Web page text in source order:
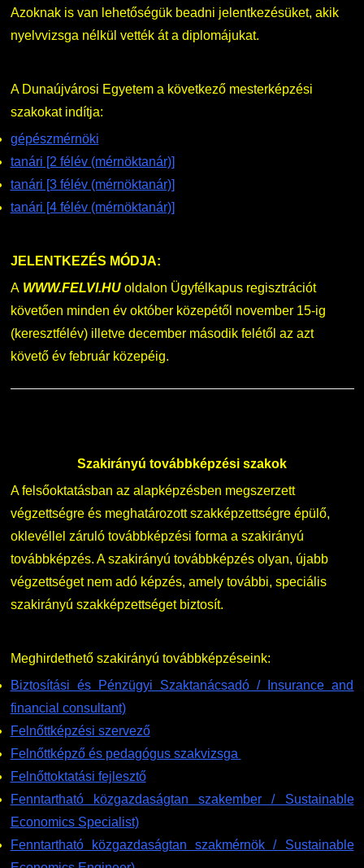
Azoknak is van lehetőségük beadni jelentkezésüket, akik
nyelvvizsga nélkül vették át a diplomájukat.
A Dunaújvárosi Egyetem a következő mesterképzési
szakokat indítja:
gépészmérnöki
tanári [2 félév (mérnöktanár)]
tanári [3 félév (mérnöktanár)]
tanári [4 félév (mérnöktanár)]
JELENTKEZÉS MÓDJA:
A WWW.FELVI.HUoldalon Ügyfélkapus regisztrációt
követően minden év október közepétől november 15-ig
(keresztfélév) illetve december második felétől az azt
követő év február közepéig.
Szakirányú továbbképzési szakok
A felsőoktatásban az alapképzésben megszerzett
végzettségre és meghatározott szakképzettségre épülő,
oklevéllel záruló továbbképzési forma a szakirányú
továbbképzés. A szakirányú továbbképzés olyan, újabb
végzettséget nem adó képzés, amely további, speciális
szakirányú szakképzettséget biztosít.
Meghirdethető szakirányú továbbképzéseink:
Biztosítási és Pénzügyi Szaktanácsadó / Insurance and
financial consultant)
Felnőttképzési szervező
Felnőttképző és pedagógus szakvizsga
Felnőttoktatási fejlesztő
Fenntartható közgazdaságtan szakember / Sustainable
Economics Specialist)
Fenntartható közgazdaságtan szakmérnök / Sustainable